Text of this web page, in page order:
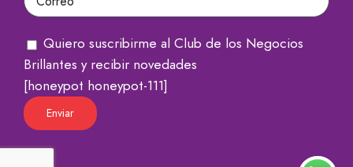
Quiero suscribirme al Club de los Negocios
Brillantes y recibir novedades
[honeypot honeypot-111]